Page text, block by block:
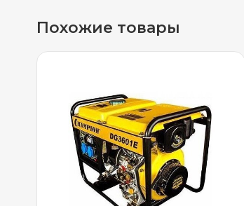
Похожие товары